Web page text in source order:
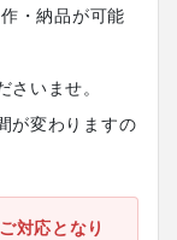
・納品が可能
いませ。
が変わりますの
対応となり